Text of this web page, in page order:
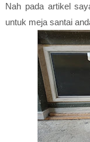
Nah pada artikel
untuk meja santai